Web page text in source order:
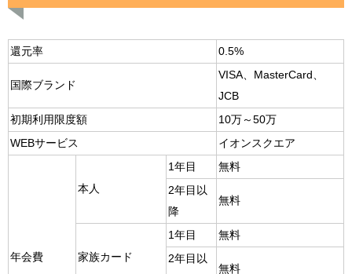
還元率 0.5%
国際ブランド
VISA、MasterCard、
JCB
初期利用限度額
10万～50万
WEBサービス
イオンスクエア
年会費
本人
1年目
無料
2年目以
降
無料
家族カード
1年目
無料
2年目以
無料